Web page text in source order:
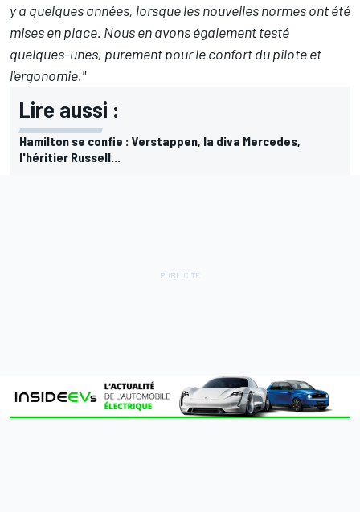
y a quelques années, lorsque les nouvelles normes ont été
mises en place. Nous en avons également testé
quelques-unes, purement pour le confort du pilote et
l'ergonomie."
Lire aussi :
Hamilton se confie : Verstappen, la diva Mercedes,
l'héritier Russell...